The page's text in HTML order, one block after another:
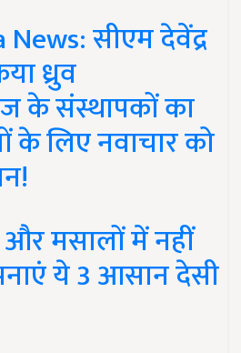
सीएम देवेंद्र
ध्रुव
के संस्थापकों का
के लिए नवाचार को
मसालों में नहीं
ये 3 आसान देसी